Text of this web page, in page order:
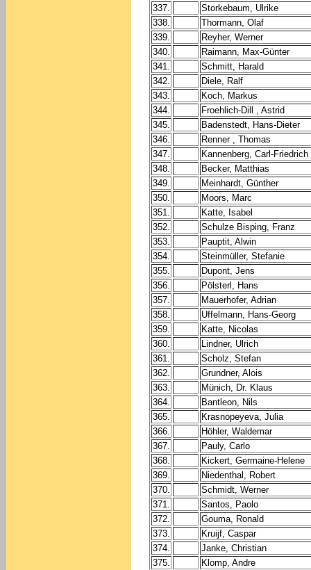
337.
Storkebaum, Ulrike
338.
Thormann, Olaf
339.
Reyher, Werner
340.
Raimann, Max-Günter
341.
Schmitt, Harald
342.
Diele, Ralf
343.
Koch, Markus
344.
Froehlich-Dill , Astrid
345.
Badenstedt, Hans-Dieter
346.
Renner , Thomas
347.
Kannenberg, Carl-Friedrich
348.
Becker, Matthias
349.
Meinhardt, Günther
350.
Moors, Marc
351.
Katte, Isabel
352.
Schulze Bisping, Franz
353.
Pauptit, Alwin
354.
Steinmüller, Stefanie
355.
Dupont, Jens
356.
Pölsterl, Hans
357.
Mauerhofer, Adrian
358.
Uffelmann, Hans-Georg
359.
Katte, Nicolas
360.
Lindner, Ulrich
361.
Scholz, Stefan
362.
Grundner, Alois
363.
Münich, Dr. Klaus
364.
Bantleon, Nils
365.
Krasnopeyeva, Julia
366.
Höhler, Waldemar
367.
Pauly, Carlo
368.
Kickert, Germaine-Helene
369.
Niedenthal, Robert
370.
Schmidt, Werner
371.
Santos, Paolo
372.
Gouma, Ronald
373.
Kruijf, Caspar
374.
Janke, Christian
375.
Klomp, Andre